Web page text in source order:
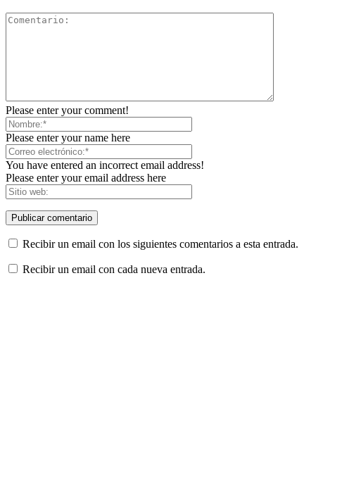
Please enter your comment!
Please enter your name here
You have entered an incorrect email address!
Please enter your email address here
Recibir un email con los siguientes comentarios a esta entrada.
Recibir un email con cada nueva entrada.